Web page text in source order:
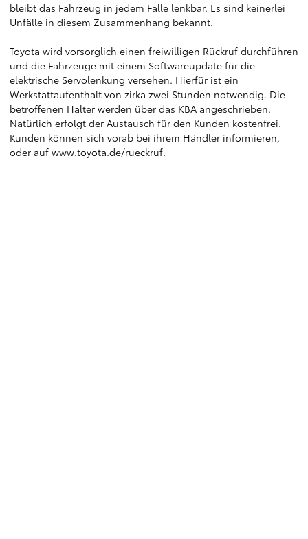
bleibt das Fahrzeug in jedem Falle lenkbar. Es sind keinerlei
Unfälle in diesem Zusammenhang bekannt.
Toyota wird vorsorglich einen freiwilligen Rückruf durchführen
und die Fahrzeuge mit einem Softwareupdate für die
elektrische Servolenkung versehen. Hierfür ist ein
Werkstattaufenthalt von zirka zwei Stunden notwendig. Die
betroffenen Halter werden über das KBA angeschrieben.
Natürlich erfolgt der Austausch für den Kunden kostenfrei.
Kunden können sich vorab bei ihrem Händler informieren,
oder auf www.toyota.de/rueckruf.